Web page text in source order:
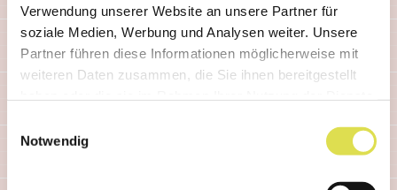
Verwendung unserer Website an unsere Partner für
soziale Medien, Werbung und Analysen weiter. Unsere
Partner führen diese Informationen möglicherweise mit
weiteren Daten zusammen, die Sie ihnen bereitgestellt
Notwendig